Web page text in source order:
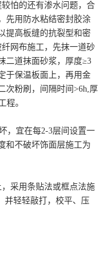
怕的还有渗水问题，合
先用防水粘结密封胶涂
提高板缝的抗裂型和密
网布施工，先抹一道砂
二道抹面砂浆，厚度≥3
于保温板面上，再用金
次粉刷，间隔时间>6h,厚
程。
，宜在每2-3层间设置一
和不破坏饰面层施工为
采用条贴法或框点法施
并轻轻敲打，校平、压